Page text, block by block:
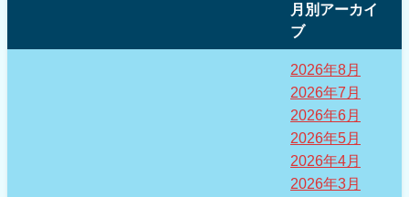
月別アーカイ
ブ
2026年8月
2026年7月
2026年6月
2026年5月
2026年4月
2026年3月